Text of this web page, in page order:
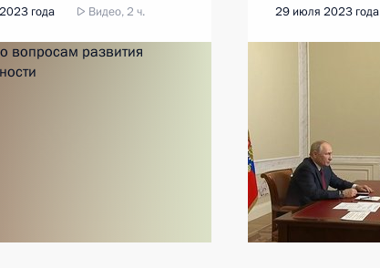
года Видео, 2 ч. 29 июля 2023 года